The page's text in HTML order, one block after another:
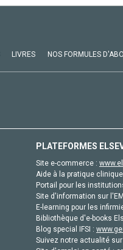
LIVRES NOS FORMULES
PLATEFORMES
Site e-commerce :
Aide à la pratique
Portail pour les
Site d'information sur
E-learning pour les
Bibliothèque d'e-books
Blog special IFSI :
Suivez notre actualité